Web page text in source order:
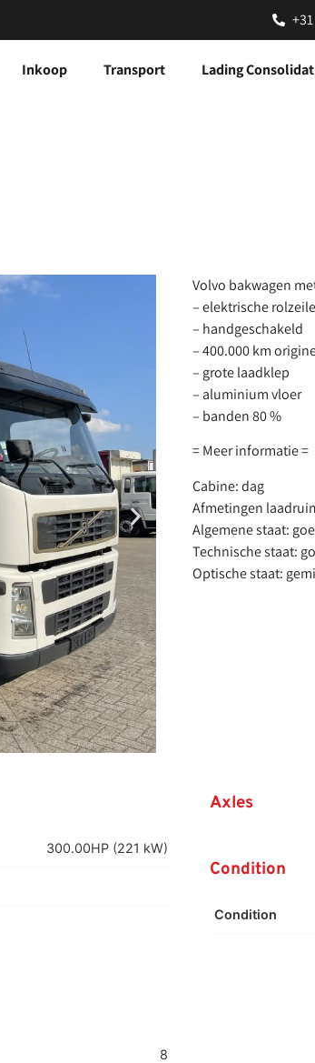
Inkoop Transport Lading
Volvo bakwagen
– elektrische
– handgeschakeld
– 400.000 km
– grote laadklep
– aluminium vloer
– banden 80 %
= Meer informatie =
Cabine: dag
Afmetingen
Algemene staat:
Technische staat:
Optische staat:
300.00HP (221 kW)
8
Axles
Condition
Condition